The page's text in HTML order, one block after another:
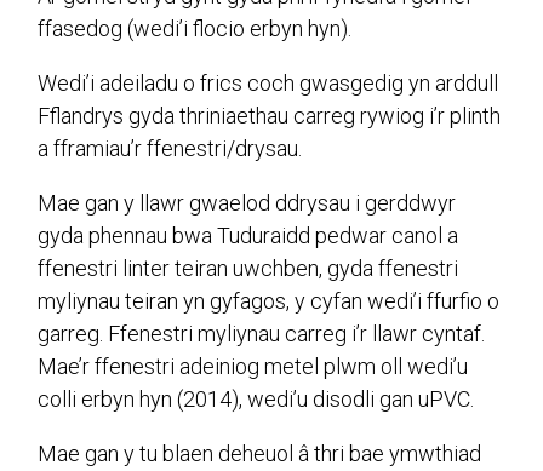
ffasedog (wedi’i flocio erbyn hyn).
Wedi’i adeiladu o frics coch gwasgedig yn arddull
Fflandrys gyda thriniaethau carreg rywiog i’r plinth
a fframiau’r ffenestri/drysau.
Mae gan y llawr gwaelod ddrysau i gerddwyr
gyda phennau bwa Tuduraidd pedwar canol a
ffenestri linter teiran uwchben, gyda ffenestri
myliynau teiran yn gyfagos, y cyfan wedi’i ffurfio o
garreg. Ffenestri myliynau carreg i’r llawr cyntaf.
Mae’r ffenestri adeiniog metel plwm oll wedi’u
colli erbyn hyn (2014), wedi’u disodli gan uPVC.
Mae gan y tu blaen deheuol â thri bae ymwthiad